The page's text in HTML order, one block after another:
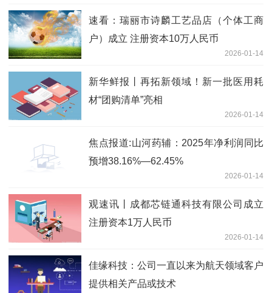
速看：瑞丽市诗麟工艺品店（个体工商
户）成立 注册资本10万人民币
2026-01-14
新华鲜报丨再拓新领域！新一批医用耗
材“团购清单”亮相
2026-01-14
焦点报道:山河药辅：2025年净利润同比
预增38.16%—62.45%
2026-01-14
观速讯丨成都芯链通科技有限公司成立
注册资本1万人民币
2026-01-14
佳缘科技：公司一直以来为航天领域客户
提供相关产品或技术